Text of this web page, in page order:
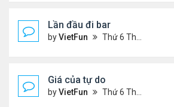
Lần đầu đi bar
byVietFun Thứ 6 Tháng 11 05, 2021 2:40 pm
Giá của tự do
byVietFun Thứ 6 Tháng 11 05, 2021 1:38 pm